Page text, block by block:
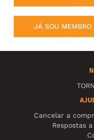
JÁ SOU MEMBRO
Cancelar a
Respostas